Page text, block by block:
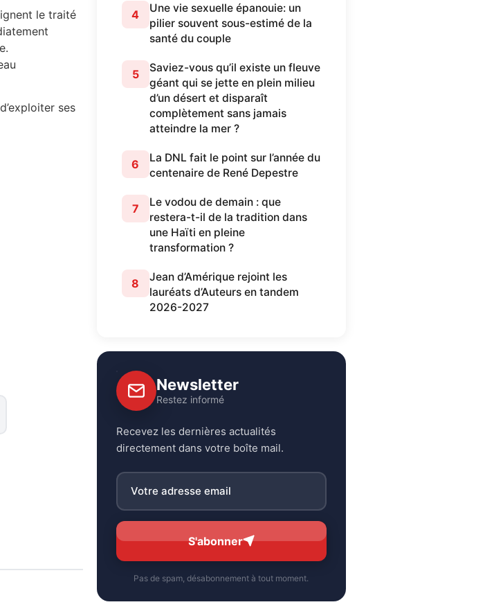
le traité
ses
4
Une vie sexuelle épanouie: un
pilier souvent sous-estimé de la
santé du couple
5
Saviez-vous qu’il existe un fleuve
géant qui se jette en plein milieu
d’un désert et disparaît
complètement sans jamais
atteindre la mer ?
6
La DNL fait le point sur l’année du
centenaire de René Depestre
7
Le vodou de demain : que
restera-t-il de la tradition dans
une Haïti en pleine
transformation ?
8
Jean d’Amérique rejoint les
lauréats d’Auteurs en tandem
2026-2027
Newsletter
Restez informé
Recevez les dernières actualités
directement dans votre boîte mail.
S'abonner
Pas de spam, désabonnement à tout moment.